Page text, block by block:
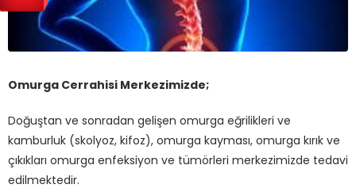
Omurga Cerrahisi Merkezimizde;
Doğuştan ve sonradan gelişen omurga eğrilikleri ve
kamburluk (skolyoz, kifoz), omurga kayması, omurga kırık ve
çıkıkları omurga enfeksiyon ve tümörleri merkezimizde tedavi
edilmektedir.